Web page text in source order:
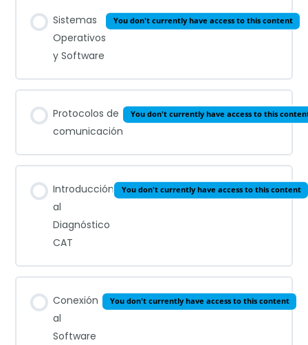
Sistemas
Operativos
y Software
You don't currently have access to this content
Protocolos de
comunicación
You don't currently have access to this
Introducción
al
Diagnóstico
CAT
You don't currently have access to this content
Conexión
al
Software
You don't currently have access to this content